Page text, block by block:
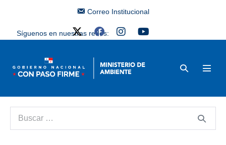
Correo Institucional
Síguenos en nuestras redes: